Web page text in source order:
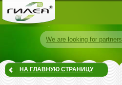
We are looking for partners
НА ГЛАВНУЮ СТРАНИЦУ